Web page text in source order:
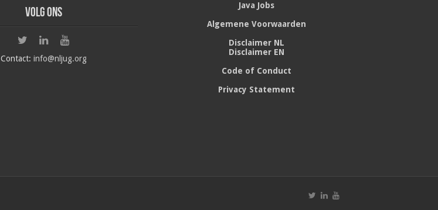
Volg ons
Contact:info@nljug.org
Java Jobs
Algemene Voorwaarden
Disclaimer NL
Disclaimer EN
Code of Conduct
Privacy Statement